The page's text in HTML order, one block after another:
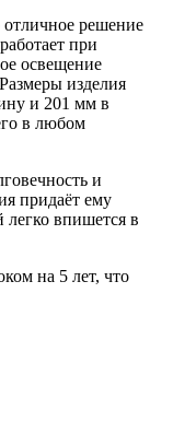
решение
при
освещение
изделия
и 201 мм в
в любом
и
придаёт ему
впишется в
на 5 лет, что